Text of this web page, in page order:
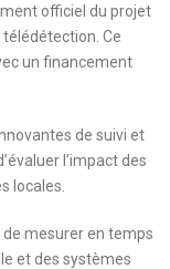
officiel du projet
Ce
un financement
de suivi et
l’impact des
locales.
mesurer en temps
et des systèmes